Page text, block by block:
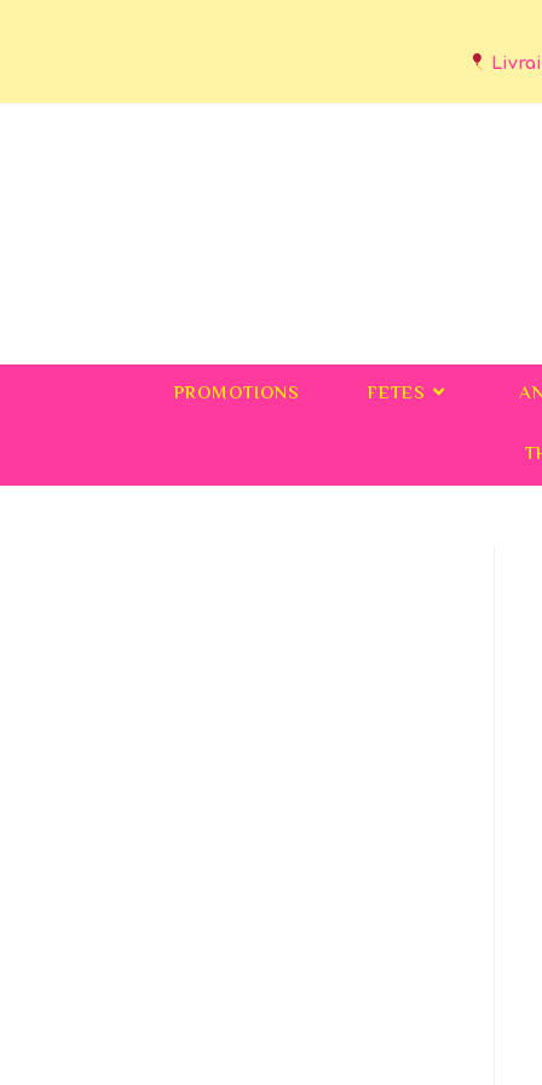
PROMOTIONS FETES